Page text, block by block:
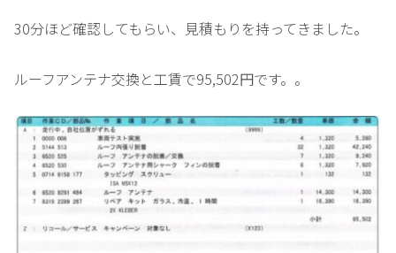
30分ほど確認してもらい、見積もりを持ってきました。
ルーフアンテナ交換と工賃で95,502円です。。